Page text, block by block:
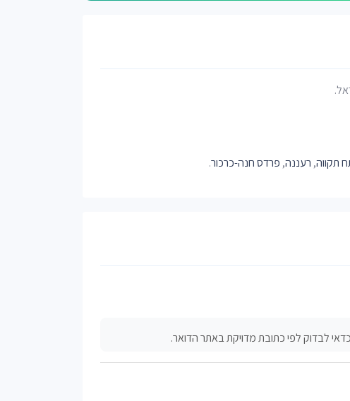
תקווה, רעננה, פרדס חנה-כרכור.
לבדוק לפי כתובת מדויקת באתר הדואר.